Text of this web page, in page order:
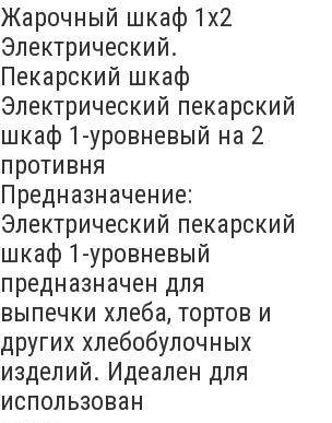
Жарочный шкаф 1х2
Электрический.
Пекарский шкаф
Электрический пекарский
шкаф 1-уровневый на 2
противня
Предназначение:
Электрический пекарский
шкаф 1-уровневый
предназначен для
выпечки хлеба, тортов и
других хлебобулочных
изделий. Идеален для
использован